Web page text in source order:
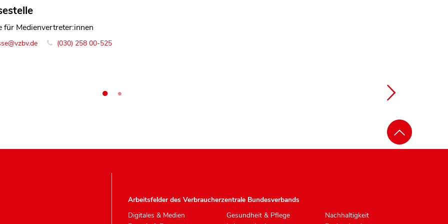
für Medienvertreter:innen
(030) 258 00-525
Gesundheitspolitik
+49 30 25800-0
Arbeitsfelder des Verbraucherzentrale Bundesverbands
Digitales & Medien
Gesundheit & Pflege
Nachhaltigkeit